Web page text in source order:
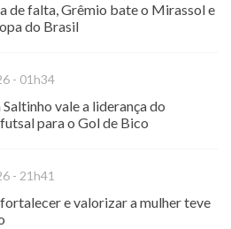
de falta, Grêmio bate o Mirassol e
do Brasil
- 01h34
vale a liderança do
para o Gol de Bico
- 21h41
e valorizar a mulher teve